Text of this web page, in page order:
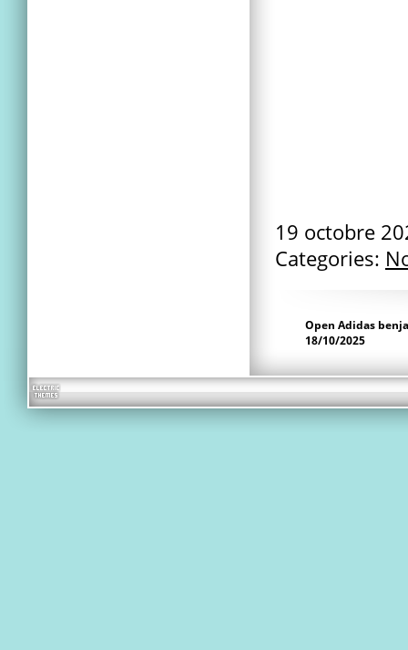
19 octobre
Categories:
Open Adidas
18/10/2025